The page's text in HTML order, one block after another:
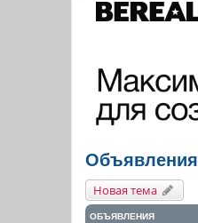
Объявления
Новая тема
ОБЪЯВЛЕНИЯ